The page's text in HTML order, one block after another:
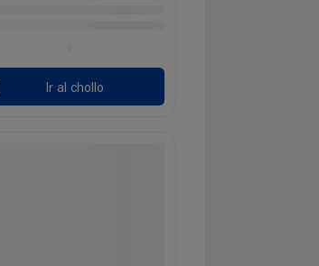
Ir al chollo